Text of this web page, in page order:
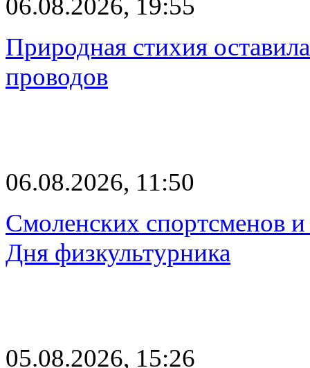
06.08.2026, 19:55
Природная стихия
проводов
06.08.2026, 11:50
Смоленских спортсменов
Дня физкультурника
05.08.2026, 15:26